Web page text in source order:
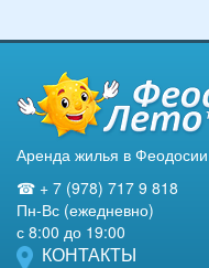
Аренда жилья в Феодосии
☎ + 7 (978) 717 9 818
Пн-Вс (ежедневно)
с 8:00 до 19:00
КОНТАКТЫ